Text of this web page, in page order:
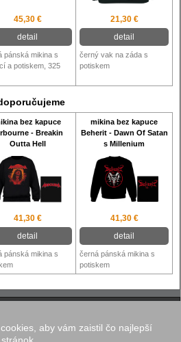
45,30 €
detail
21,30 €
detail
pánská mikina s
a potiskem, 325
černý vak na záda s
potiskem
bez kapuce
- Breakin
Outta Hell
mikina bez kapuce
Beherit - Dawn Of Satan
s Millenium
41,30 €
detail
41,30 €
detail
pánská mikina s
černá pánská mikina s
potiskem
cookies
aby vám zaistil čo najlepší